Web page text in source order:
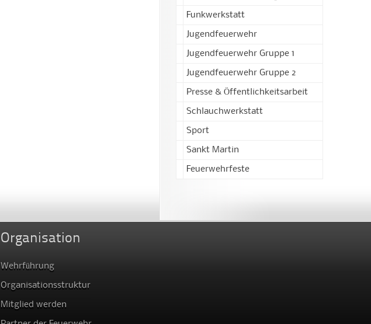
Funkwerkstatt
Jugendfeuerwehr
Jugendfeuerwehr Gruppe 1
Jugendfeuerwehr Gruppe 2
Presse & Öffentlichkeitsarbeit
Schlauchwerkstatt
Sport
Sankt Martin
Feuerwehrfeste
Organisation
Wehrführung
Organisationsstruktur
Mitglied werden